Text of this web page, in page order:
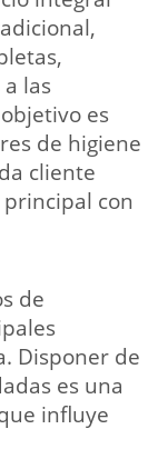
las
es
de higiene
cliente
con
de
Disponer de
es una
influye